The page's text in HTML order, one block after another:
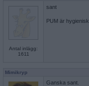
Antal inlägg:
1611
sant
PUM är hygienisk
Mimikryp
Ganska sant.